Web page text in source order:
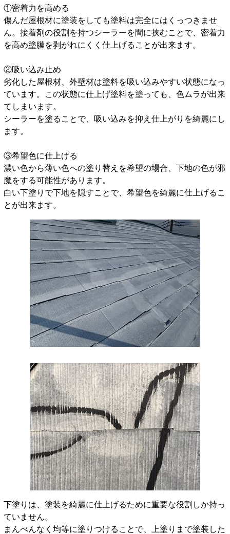
①密着力を高める
傷んだ屋根材に塗装をしても塗料は完全にはくっつきませ
ん。接着剤の役割を持つシーラーを間に挟むことで、密着力
を高め塗膜を剥がれにくく仕上げることが出来ます。
②吸い込み止め
劣化した屋根材、外壁材は塗料を吸い込みやすい状態になっ
ています。この状態に仕上げ塗料を塗っても、色ムラが出来
てしまいます。
シーラーを塗ることで、吸い込みを抑え仕上がりを綺麗にし
ます。
③希望色に仕上げる
濃い色から薄い色への塗り替えを希望の場合、下地の色が邪
魔をする可能性があります。
白い下塗りで下地を隠すことで、希望色を綺麗に仕上げるこ
とが出来ます。
下塗りは、塗装を綺麗に仕上げるために重要な役割しか持っ
ていません。
まんべんなく均等に塗りつけることで、上塗りまで塗装した